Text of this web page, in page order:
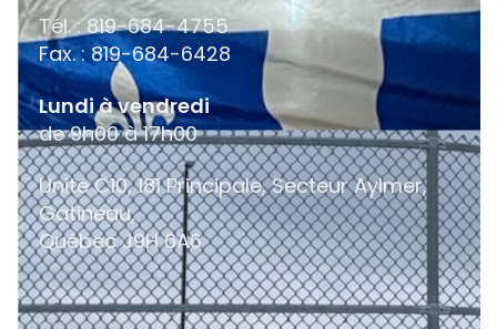
Tél. : 819-684-4755
Fax. : 819-684-6428
Lundi à vendredi
de 9h00 à 17h00
Unité C10, 181 Principale, Secteur Aylmer,
Gatineau,
QuébecJ9H 6A6